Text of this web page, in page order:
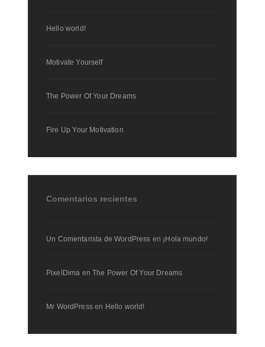
Hello world!
Motivate Yourself
The Power Of Your Dreams
Fire Up Your Motivation
Comentarios recientes
Un Comentarista de WordPress en ¡Hola mundo!
PixelDima enThe Power Of Your Dreams
Mr WordPressen Hello world!